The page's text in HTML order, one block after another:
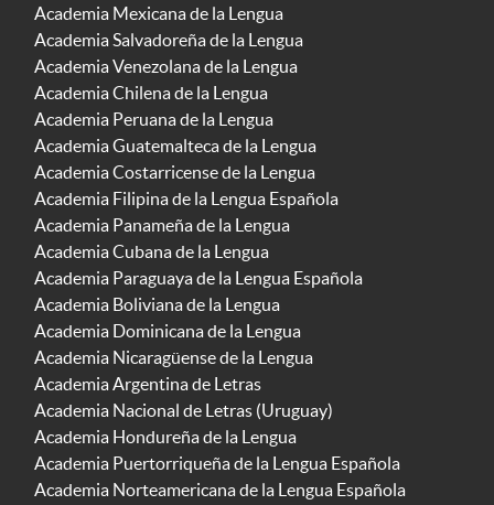
Academia Mexicana de la Lengua
Academia Salvadoreña de la Lengua
Academia Venezolana de la Lengua
Academia Chilena de la Lengua
Academia Peruana de la Lengua
Academia Guatemalteca de la Lengua
Academia Costarricense de la Lengua
Academia Filipina de la Lengua Española
Academia Panameña de la Lengua
Academia Cubana de la Lengua
Academia Paraguaya de la Lengua Española
Academia Boliviana de la Lengua
Academia Dominicana de la Lengua
Academia Nicaragüense de la Lengua
Academia Argentina de Letras
Academia Nacional de Letras (Uruguay)
Academia Hondureña de la Lengua
Academia Puertorriqueña de la Lengua Española
Academia Norteamericana de la Lengua Española